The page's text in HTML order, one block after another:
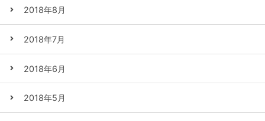
2018年8月
2018年7月
2018年6月
2018年5月